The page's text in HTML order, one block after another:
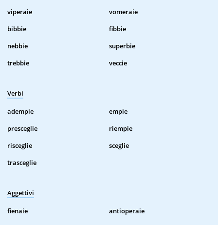
viperaie
vomeraie
bibbie
fibbie
nebbie
superbie
trebbie
veccie
Verbi
adempie
empie
presceglie
riempie
risceglie
sceglie
trasceglie
Aggettivi
fienaie
antioperaie